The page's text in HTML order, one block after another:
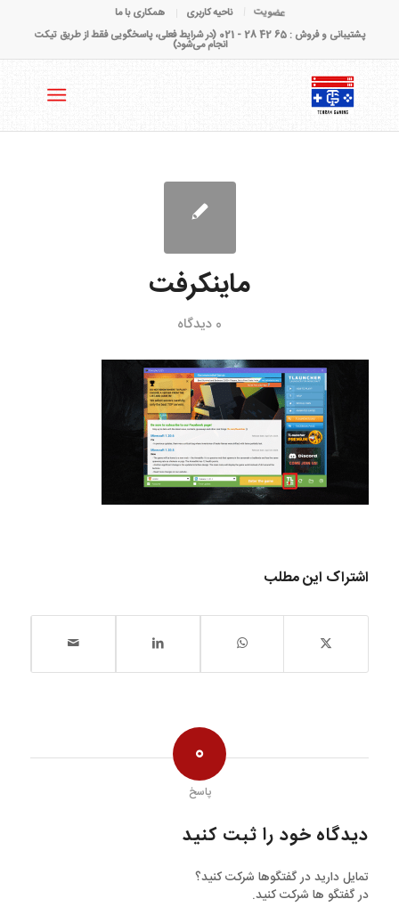
عضویت ناحیه کاربری
همکاری با ما
پشتیبانی و فروش : 65 42 28 - 021 (در شرایط فعلی، پاسخگویی فقط از طریق تیکت
انجام می‌شود)
ماینکرفت
0 دیدگاه
اشتراک این مطلب
0
پاسخ
دیدگاه خود را ثبت کنید
تمایل دارید در گفتگوها شرکت کنید؟
در گفتگو ها شرکت کنید.